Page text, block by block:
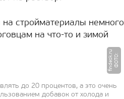
стройматериалы немного
на что-то и зимой
Ф
О
Т
О
:
f
i
n
d
e
s
k.
r
u
до 20 процентов, а это очень
добавок от холода и